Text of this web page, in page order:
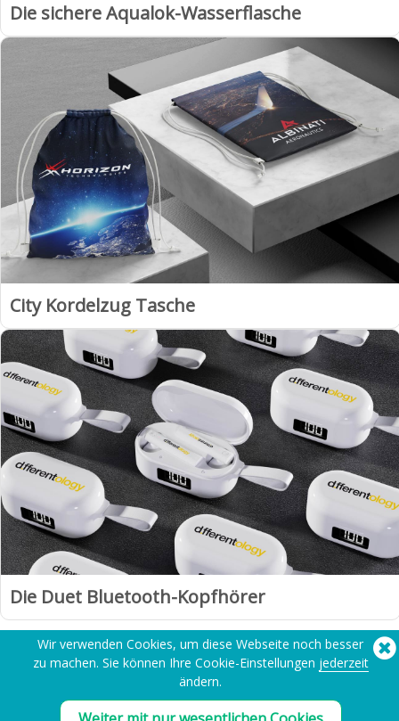
Die sichere Aqualok-Wasserflasche
City Kordelzug Tasche
Die Duet Bluetooth-Kopfhörer
1 2 3 Weiter »
Wir verwenden Cookies, um diese Webseite noch besser
zu machen. Sie können Ihre Cookie-Einstellungen jederzeit
ändern.